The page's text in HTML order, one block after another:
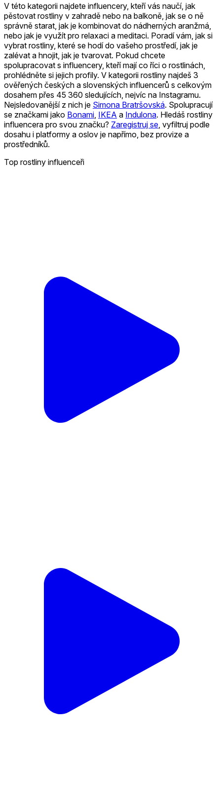
V této kategorii najdete influencery, kteří vás naučí, jak
pěstovat rostliny v zahradě nebo na balkoně, jak se o ně
správně starat, jak je kombinovat do nádherných aranžmá,
nebo jak je využít pro relaxaci a meditaci. Poradí vám, jak si
vybrat rostliny, které se hodí do vašeho prostředí, jak je
zalévat a hnojit, jak je tvarovat. Pokud chcete
spolupracovat s influencery, kteří mají co říci o rostlinách,
prohlédněte si jejich profily. V kategorii rostliny najdeš 3
ověřených českých a slovenských influencerů s celkovým
dosahem přes 45 360 sledujících, nejvíc na Instagramu.
Nejsledovanější z nich je Simona Bratršovská. Spolupracují
se značkami jako Bonami IKEA a Indulona. Hledáš rostliny
influencera pro svou značku? Zaregistruj se , vyfiltruj podle
dosahu i platformy a oslov je napřímo, bez provize a
prostředníků.
Top rostliny influenceři